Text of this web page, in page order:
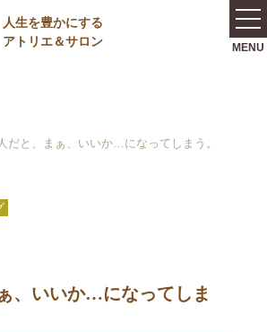
⼈⽣を豊かにする
アトリエ＆サロン
だと、まぁ、いいか…になってしまう。
、いいか…になってしま